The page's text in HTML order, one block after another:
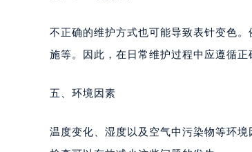
不正确的维护方式也可能导致表针变色
施等。因此，在日常维护过程中应遵循
五、环境因素
温度变化、湿度以及空气中污染物等环